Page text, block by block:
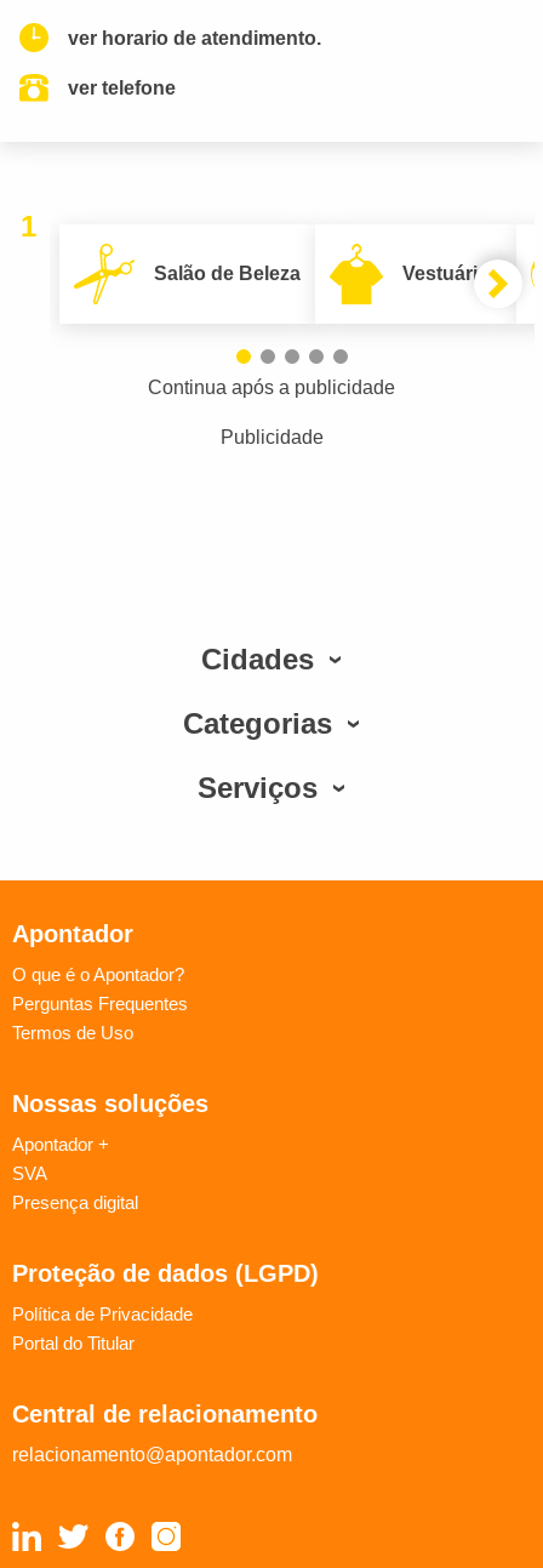
ver horario de atendimento.
ver telefone
1
Salão de Beleza Vestuário
Continua após a publicidade
Publicidade
Cidades
Categorias
Serviços
Apontador
O que é o Apontador?
Perguntas Frequentes
Termos de Uso
Nossas soluções
Apontador +
SVA
Presença digital
Proteção de dados (LGPD)
Política de Privacidade
Portal do Titular
Central de relacionamento
relacionamento@apontador.com